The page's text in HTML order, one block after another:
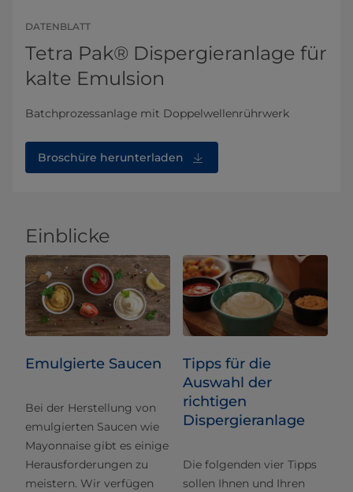
DATENBLATT
Tetra Pak® Dispergieranlage für
kalte Emulsion
Batchprozessanlage mit Doppelwellenrührwerk
Broschüre herunterladen
Einblicke
Emulgierte Saucen
Bei der Herstellung von
emulgierten Saucen wie
Mayonnaise gibt es einige
Herausforderungen zu
meistern. Wir verfügen
Tipps für die
Auswahl der
richtigen
Dispergieranlage
Die folgenden vier Tipps
sollen Ihnen und Ihren